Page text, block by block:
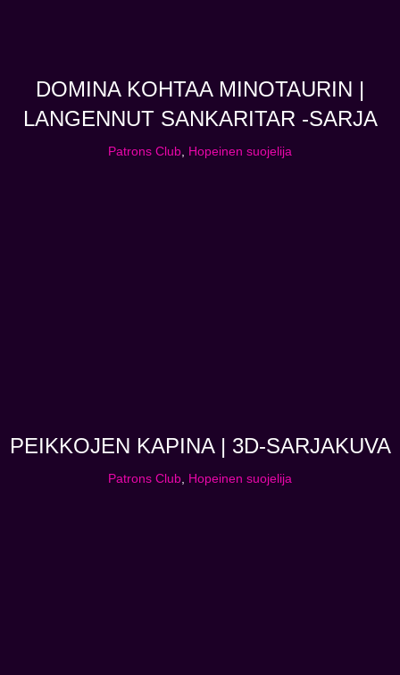
DOMINA KOHTAA MINOTAURIN |
LANGENNUT SANKARITAR -SARJA
Patrons Club, Hopeinen suojelija
PEIKKOJEN KAPINA | 3D-SARJAKUVA
Patrons Club Hopeinen suojelija